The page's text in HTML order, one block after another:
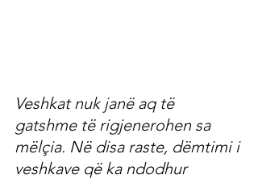
Veshkat nuk janë aq të
gatshme të rigjenerohen sa
mëlçia. Në disa raste, dëmtimi i
veshkave që ka ndodhur